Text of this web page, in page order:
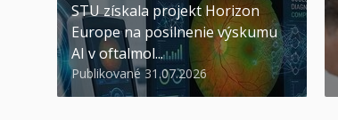
STU získala projekt Horizon
Europe na posilnenie výskumu
AI v oftalmol...
Publikované 31.07.2026